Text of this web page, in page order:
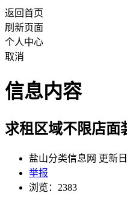
返回首页
刷新页面
个人中心
取消
信息内容
求租区域不限店面
盐山分类信息网 更新
举报
浏览：2383